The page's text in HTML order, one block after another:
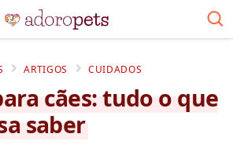
ARTIGOS CUIDADOS
cães: tudo o que
saber